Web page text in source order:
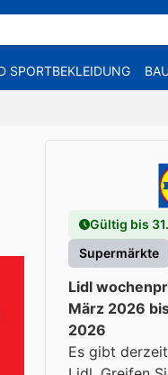
SPORTBEKLEIDUNG
Gültig bis
Supermärkte
Lidl
März 2026
2026
Es gibt